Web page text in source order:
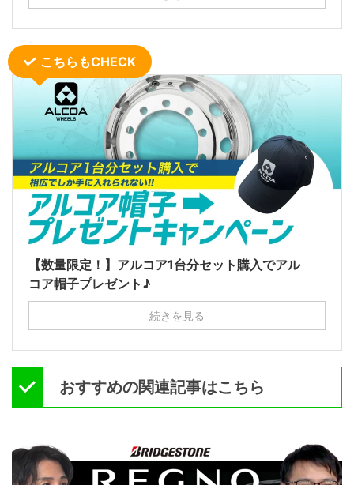
こちらもCHECK
【数量限定！】アルコア1台分セット購入でアル
コア帽子プレゼント♪
続きを見る
おすすめの関連記事はこちら